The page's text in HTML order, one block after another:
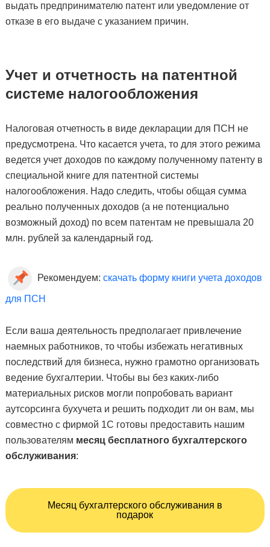
выдать предпринимателю патент или уведомление от
отказе в его выдаче с указанием причин.
Учет и отчетность на патентной
системе налогообложения
Налоговая отчетность в виде декларации для ПСН не
предусмотрена. Что касается учета, то для этого режима
ведется учет доходов по каждому полученному патенту в
специальной книге для патентной системы
налогообложения. Надо следить, чтобы общая сумма
реально полученных доходов (а не потенциально
возможный доход) по всем патентам не превышала 20
млн. рублей за календарный год.
Рекомендуем: скачать форму книги учета доходов
для ПСН
Если ваша деятельность предполагает привлечение
наемных работников, то чтобы избежать негативных
последствий для бизнеса, нужно грамотноорганизовать
ведение бухгалтерии. Чтобы вы без каких-либо
материальных рисков могли попробовать вариант
аутсорсинга бухучета и решить подходит ли он вам, мы
совместно с фирмой 1С готовы предоставить нашим
пользователям месяц бесплатного бухгалтерского
обслуживания:
Месяц бухгалтерского обслуживания в
подарок